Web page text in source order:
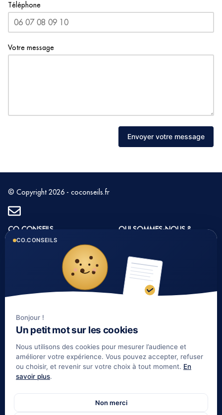
Téléphone
Votre message
Envoyer votre message
© Copyright 2026 - coconseils.fr
CO CONSEILS
1 rue du Golf 33 700
Tél : 05 35 54 22 54
QUI SOMMES-NOUS ?
Notre équipe
Nos partenaires
Notre méthode
LIENS UTILES
Informations complémentaires
Mentions légales
Gestion de patrimoine Bordeaux
CO.CONSEILS
Bonjour !
Un petit mot sur les cookies
Nous utilisons des cookies pour mesurer l’audience et
améliorer votre expérience. Vous pouvez accepter, refuser
ou choisir, et revenir sur votre choix à tout moment. En
savoir plus.
Non merci